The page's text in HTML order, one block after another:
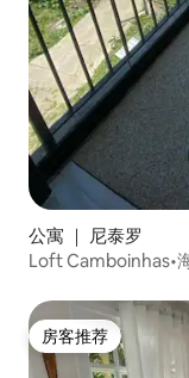
公寓 ｜ 尼泰罗
Loft Camboinhas•
房客推荐
房客推荐